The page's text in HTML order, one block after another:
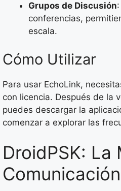
Grupos de Discusión
conferencias,
escala.
Cómo Utilizar
Para usar EchoLink,
con licencia. Después de la
puedes descargar la
comenzar a explorar las
DroidPSK: La